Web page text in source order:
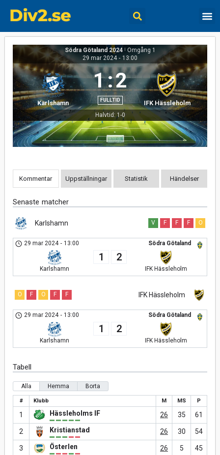
Södra Götaland 2024 | Omgång 1
29 mar 2024 - 13:00
Karlshamn
1:2
FULLTID IFK Hässleholm
Halvtid: 1-0
Kommentar Uppställningar Statistik Händelser
Senaste matcher
Karlshamn V F F F O
Södra Götaland
29 mar 2024 - 13:00
Karlshamn
1 2
IFK Hässleholm
IFK Hässleholm
O F O F F
Södra Götaland
29 mar 2024 - 13:00
Karlshamn
1 2
IFK Hässleholm
Tabell
Alla Hemma Borta
# Klubb M MS P
1 Hässleholms IF 26 35 61
2 Kristianstad 26 30 54
3 Österlen 26 5 45